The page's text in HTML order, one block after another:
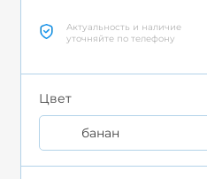
Актуальность и наличие
уточняйте по телефону
Цвет
банан